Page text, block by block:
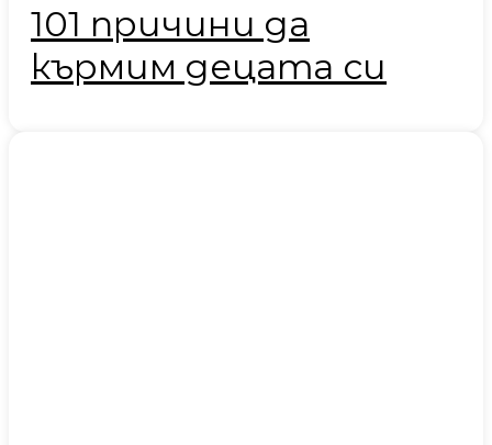
101 причини да
кърмим децата си